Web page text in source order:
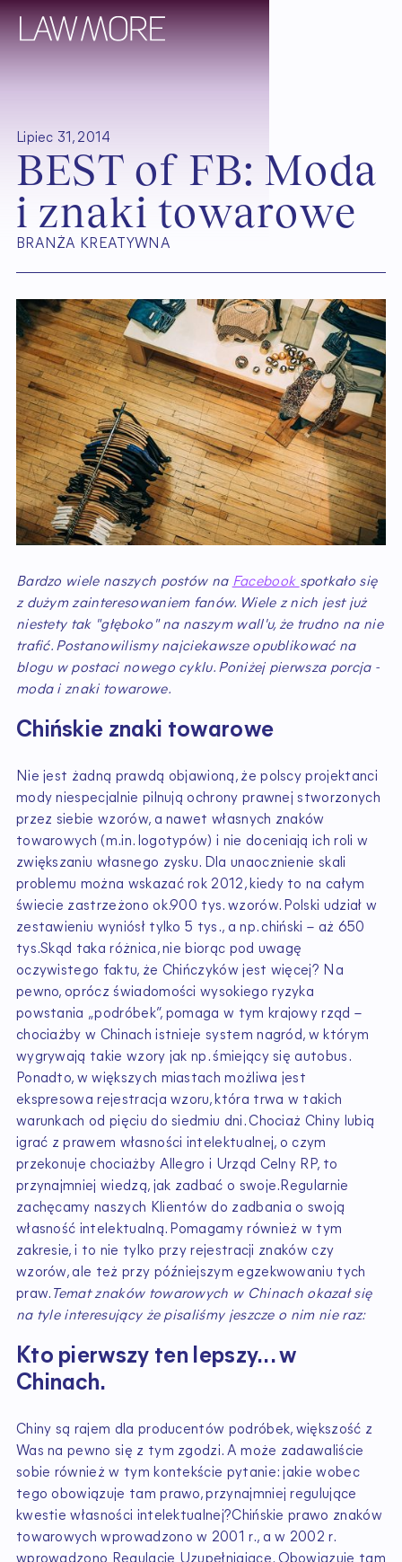
Lipiec 31, 2014
BEST of FB: Moda
i znaki towarowe
BRANŻA KREATYWNA
Bardzo wiele naszych postów na Facebook spotkało się
z dużym zainteresowaniem fanów. Wiele z nich jest już
niestety tak "głęboko" na naszym wall'u, że trudno na nie
trafić. Postanowilismy najciekawsze opublikować na
blogu w postaci nowego cyklu. Poniżej pierwsza porcja -
moda i znaki towarowe.
Chińskie znaki towarowe
Nie jest żadną prawdą objawioną, że polscy projektanci
mody niespecjalnie pilnują ochrony prawnej stworzonych
przez siebie wzorów, a nawet własnych znaków
towarowych (m.in. logotypów) i nie doceniają ich roli w
zwiększaniu własnego zysku. Dla unaocznienie skali
problemu można wskazać rok 2012, kiedy to na całym
świecie zastrzeżono ok.900 tys. wzorów. Polski udział w
zestawieniu wyniósł tylko 5 tys., a np. chiński – aż 650
tys.Skąd taka różnica, nie biorąc pod uwagę
oczywistego faktu, że Chińczyków jest więcej? Na
pewno, oprócz świadomości wysokiego ryzyka
powstania „podróbek”, pomaga w tym krajowy rząd –
chociażby w Chinach istnieje system nagród, w którym
wygrywają takie wzory jak np. śmiejący się autobus.
Ponadto, w większych miastach możliwa jest
ekspresowa rejestracja wzoru, która trwa w takich
warunkach od pięciu do siedmiu dni. Chociaż Chiny lubią
igrać z prawem własności intelektualnej, o czym
przekonuje chociażby Allegro i Urząd Celny RP, to
przynajmniej wiedzą, jak zadbać o swoje.Regularnie
zachęcamy naszych Klientów do zadbania o swoją
własność intelektualną. Pomagamy również w tym
zakresie, i to nie tylko przy rejestracji znaków czy
wzorów, ale też przy późniejszym egzekwowaniu tych
praw. Temat znaków towarowych w Chinach okazał się
na tyle interesujący że pisaliśmy jeszcze o nim nie raz:
Kto pierwszy ten lepszy... w
Chinach.
Chiny są rajem dla producentów podróbek, większość z
Was na pewno się z tym zgodzi. A może zadawaliście
sobie również w tym kontekście pytanie: jakie wobec
tego obowiązuje tam prawo, przynajmniej regulujące
kwestie własności intelektualnej?Chińskie prawo znaków
towarowych wprowadzono w 2001 r., a w 2002 r.